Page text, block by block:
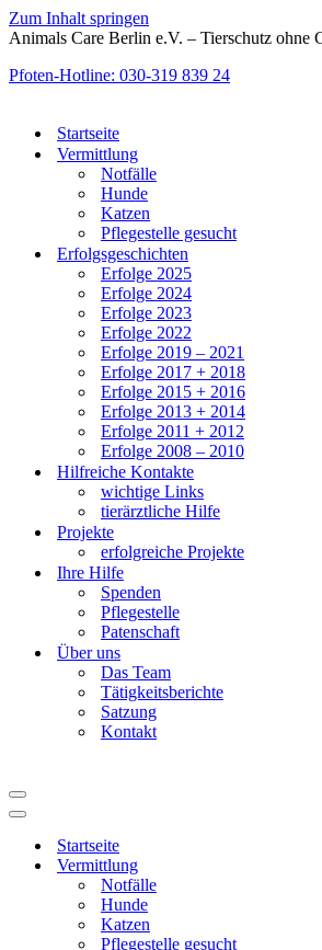
Zum Inhalt springen
Animals Care Berlin e.V. – Tierschutz ohne
Pfoten-Hotline: 030-319 839 24
Startseite
Vermittlung
Notfälle
Hunde
Katzen
Pflegestelle gesucht
Erfolgsgeschichten
Erfolge 2025
Erfolge 2024
Erfolge 2023
Erfolge 2022
Erfolge 2019 – 2021
Erfolge 2017 + 2018
Erfolge 2015 + 2016
Erfolge 2013 + 2014
Erfolge 2011 + 2012
Erfolge 2008 – 2010
Hilfreiche Kontakte
wichtige Links
tierärztliche Hilfe
Projekte
erfolgreiche Projekte
Ihre Hilfe
Spenden
Pflegestelle
Patenschaft
Über uns
Das Team
Tätigkeitsberichte
Satzung
Kontakt
Navigationsmenü
Navigationsmenü
Startseite
Vermittlung
Notfälle
Hunde
Katzen
Pflegestelle gesucht